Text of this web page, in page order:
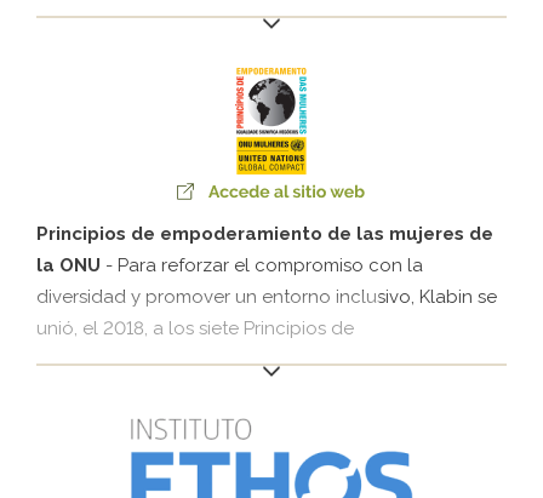
para gobiernos, sociedad civil y sector privado.
Principios de empoderamiento de las mujeres de
la ONU - Para reforzar el compromiso con la
diversidad y promover un entorno inclusivo, Klabin se
unió, el 2018, a los siete Principios de
Empoderamiento de las Mujeres (WEPS, en su sigla en
Naciones Unidas por la Igualdad de Géneros (ONU
Mujeres) orienta las empresas en el empoderamiento
de las mujeres dentro de la organización, de la